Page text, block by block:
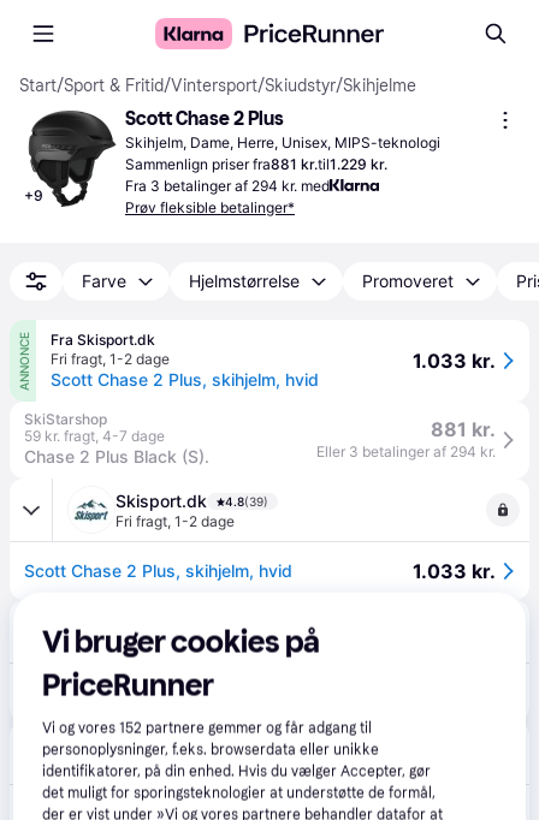
Start/Sport & Fritid/Vintersport/Skiudstyr/Skihjelme
+9
Scott Chase 2 Plus
Skihjelm, Dame, Herre, Unisex, MIPS-teknologi
Sammenlign priser fra881 kr.til1.229 kr.
Fra 3 betalinger af 294 kr. med
Prøv fleksible betalinger*
Farve Hjelmstørrelse Promoveret
ANNONCE
Fra Skisport.dk
Fri fragt, 1-2 dage
Scott Chase 2 Plus, skihjelm, hvid
1.033 kr.
SkiStarshop
59 kr. fragt, 4-7 dage
Chase 2 Plus Black (S).
881 kr.
Eller 3 betalinger af 294 kr.
Skisport.dk 4.8(39)
Fri fragt, 1-2 dage
Scott Chase 2 Plus, skihjelm, hvid 1.033 kr.
Fri fragt ,1-3 dage
Scott Unisex Helmet Chase 2 Plus Black, S
AktivVinter.dk
Fri fragt,1-2 dage
Scott Chase 2 Plus, skihjelm, hvid 1.033 kr.
Vi bruger cookies på
PriceRunner
Vi og vores152 partnere gemmer og får adgang til
personoplysninger, f.eks. browserdata eller unikke
identifikatorer, på din enhed. Hvis du vælger Accepter, gør
det muligt for sporingsteknologier at understøtte de formål,
der er vist under »Vi og vores partnere behandler datafor at